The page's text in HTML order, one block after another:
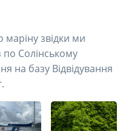
маріну звідки ми
по Солінському
на базу Відвідування